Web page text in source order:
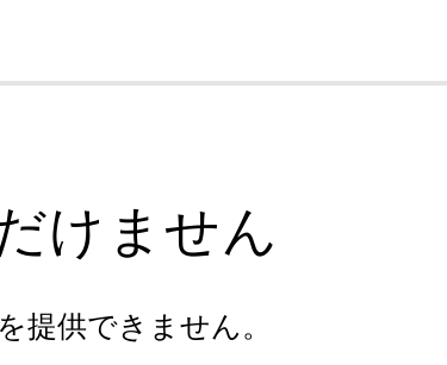
けません
提供できません。